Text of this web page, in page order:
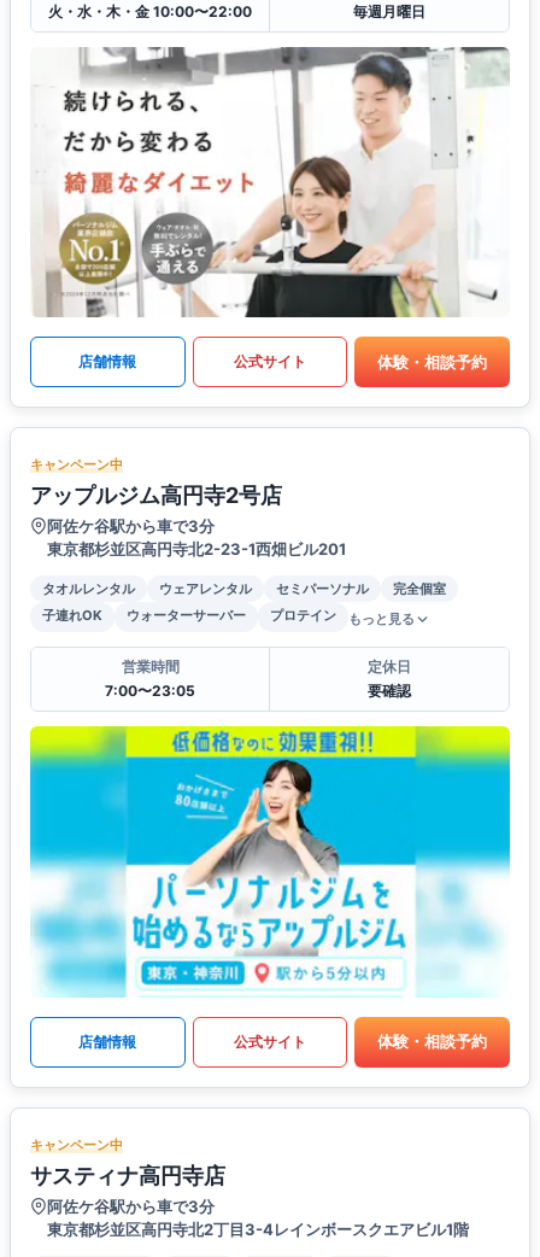
火・水・木・金 10:00〜22:00 毎週月曜日
店舗情報 公式サイト 体験・相談予約
キャンペーン中
アップルジム高円寺2号店
阿佐ケ谷駅から車で3分
東京都杉並区高円寺北2-23-1西畑ビル201
タオルレンタル ウェアレンタル セミパーソナル
完全個室
子連れOK
ウォーターサーバー プロテイン もっと見る
営業時間
7:00〜23:05
定休日
要確認
店舗情報 公式サイト 体験・相談予約
キャンペーン中
サスティナ高円寺店
阿佐ケ谷駅から車で3分
東京都杉並区高円寺北2丁目3-4レインボースクエアビル1階